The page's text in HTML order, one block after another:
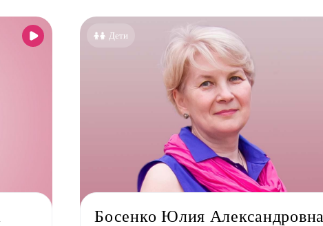
Аллерголог-иммунолог
Анестезиолог
Мануальный терапевт
Дети
Босенко Юлия Александровна